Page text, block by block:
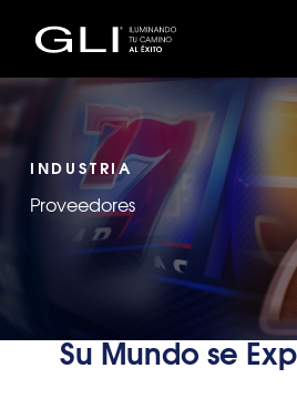
INDUSTRIA
Proveedores
Su Mundo se